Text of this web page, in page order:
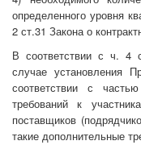
определенного уровня
2 ст.31 Закона о
В соответствии с ч. 4
случае установления
соответствии с
требований к
поставщиков
такие дополнительные